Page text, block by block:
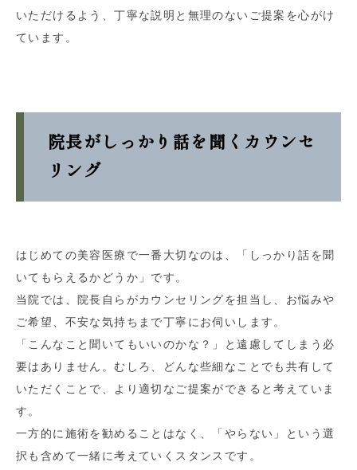
いただけるよう、丁寧な説明と無理のないご提案を心がけ
ています。
院長がしっかり話を聞くカウンセ
リング
はじめての美容医療で一番大切なのは、「しっかり話を聞
いてもらえるかどうか」です。
当院では、院長自らがカウンセリングを担当し、お悩みや
ご希望、不安な気持ちまで丁寧にお伺いします。
「こんなこと聞いてもいいのかな？」と遠慮してしまう必
要はありません。むしろ、どんな些細なことでも共有して
いただくことで、より適切なご提案ができると考えていま
す。
一方的に施術を勧めることはなく、「やらない」という選
択も含めて一緒に考えていくスタンスです。